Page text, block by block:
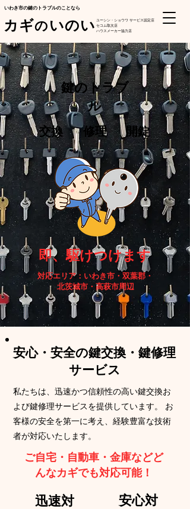
カギ​の いのい
​いわき市の鍵のトラブルのことなら
ユーシン・ショウワ サービス認定店
セコム取次店
​ハウスメーカー協力店
鍵のトラブ
ル
交換 修理 開錠
​即、駆けつけます
対応エリア：いわき市・双葉郡・
北茨城市・高萩市周辺
安心・安全の鍵交換・鍵修理
サービス
私たちは、迅速かつ信頼性の高い鍵交換お
よび鍵修理サービスを提供しています。 お
客様の安全を第一に考え、経験豊富な技術
者が対応いたします。
​ご自宅・自動車・金庫などど
んなカギでも対応可能！
​迅速対
​安心対